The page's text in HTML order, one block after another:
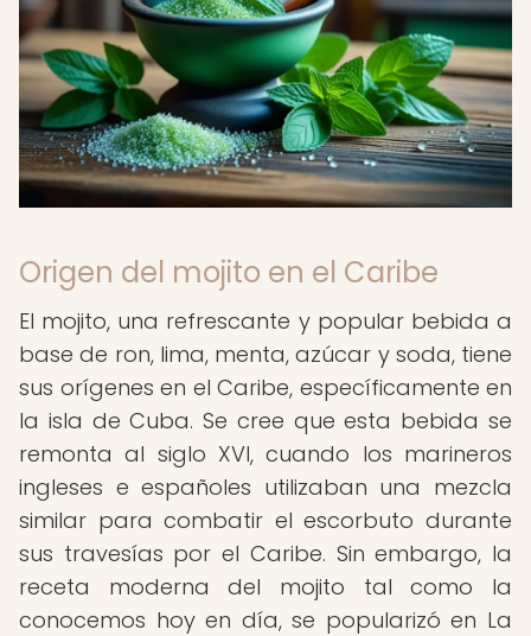
Origen del mojito en el Caribe
El mojito, una refrescante y popular bebida a
base de ron, lima, menta, azúcar y soda, tiene
sus orígenes en el Caribe, específicamente en
la isla de Cuba. Se cree que esta bebida se
remonta al siglo XVI, cuando los marineros
ingleses e españoles utilizaban una mezcla
similar para combatir el escorbuto durante
sus travesías por el Caribe. Sin embargo, la
receta moderna del mojito tal como la
conocemos hoy en día, se popularizó en La